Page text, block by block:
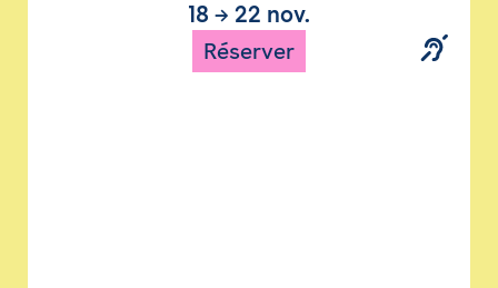
18 → 22 nov.
Réserver